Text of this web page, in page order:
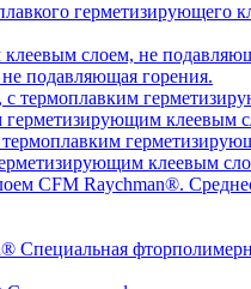
герметизирующего
подавляющая горения.
герметизирующим клеевым
клеевым
Специальная